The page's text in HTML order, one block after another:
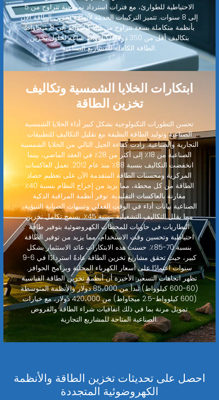
الاحتياطية للطوارئ، مع فترات استرداد نموذجية تتراوح من 5
إلى 8 سنوات. تتميز التركيبات الحديثة لأنظمة تخزين الطاقة الآن
بأنظمة متكاملة بسعة تتراوح من 80 كيلوواط إلى 8 ميجاواط
بتكاليف أقل من 350 دولارًا/كيلوواط ساعة لحلول تخزين
الطاقة الكاملة للمشاريع الصناعية.
ابتكارات الخلايا الشمسية وتكاليف
تخزين الطاقة
تحسن التطورات التكنولوجية بشكل كبير أداء الخلايا الشمسية
الصناعية وتوليد الطاقة النظيفة مع تقليل التكاليف للتطبيقات
التجارية والصناعية. زادت كفاءة الجيل التالي من الخلايا الشمسية
الصناعية من 18٪ إلى أكثر من 28٪ في العقد الماضي، بينما
انخفضت التكاليف بنسبة 88٪ منذ عام 2012. تعمل العاكسات
المركزية ومحسنات الطاقة المتقدمة الآن على تعظيم حصاد
الطاقة من كل محطة، مما يزيد من إخراج النظام بنسبة 40٪
مقارنة بالعاكسات التقليدية. توفر أنظمة المراقبة الذكية
الصناعية بيانات أداء في الوقت الفعلي وتنبيهات الصيانة التنبؤية،
مما يقلل التكاليف التشغيلية بنسبة 45٪. يسمح تكامل تخزين
البطاريات في حاويات للمحطات الكهروضوئية بتوفير طاقة
احتياطية وتحسين وقت الاستخدام، مما يزيد من توفير الطاقة
بنسبة 70-85٪. حسنت هذه الابتكارات عائد الاستثمار بشكل
كبير، حيث تحقق مشاريع تخزين الطاقة عادةً استردادًا في 6-9
سنوات اعتمادًا على أسعار الكهرباء المحلية وبرامج الحوافز.
تظهر اتجاهات التسعير الأخيرة أن أنظمة تخزين الطاقة القياسية
(60-600 كيلوواط) تبدأ من 85،000 دولار والأنظمة المتوسطة
(600 كيلوواط-2.5 ميجاواط) من 420،000 دولار، مع خيارات
تمويل مرنة بما في ذلك اتفاقيات شراء الطاقة والقروض
الصناعية المتاحة للمشاريع التجارية.
احصل على تحديثات تخزين الطاقة والأنظمة
الكهروضوئية المتجددة